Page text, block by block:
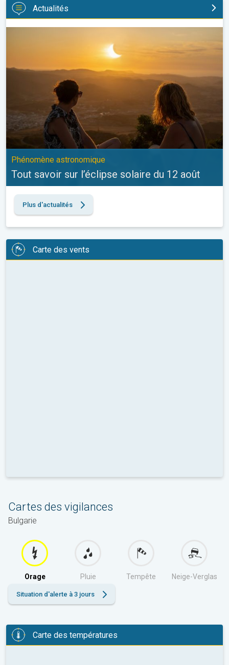
Actualités
Phénomène astronomique
Tout savoir sur l’éclipse solaire du 12 août
Plus d'actualités
Carte des vents
Cartes des vigilances
Bulgarie
Orage Pluie Tempête Neige-Verglas
Situation d'alerte à 3 jours
Carte des températures